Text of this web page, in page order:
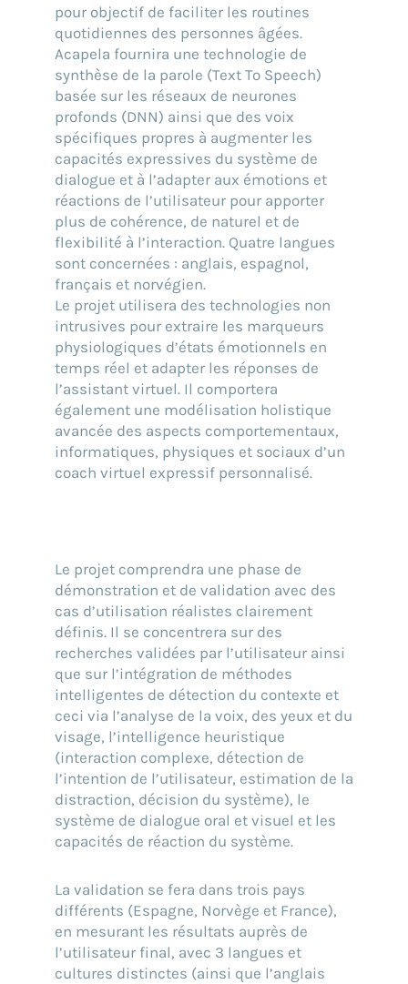
pour objectif de faciliter les routines
quotidiennes des personnes âgées.
Acapela fournira une technologie de
synthèse de la parole (Text To Speech)
basée sur les réseaux de neurones
profonds (DNN) ainsi que des voix
spécifiques propres à augmenter les
capacités expressives du système de
dialogue et à l’adapter aux émotions et
réactions de l’utilisateur pour apporter
plus de cohérence, de naturel et de
flexibilité à l’interaction. Quatre langues
sont concernées : anglais, espagnol,
français et norvégien.
Le projet utilisera des technologies non
intrusives pour extraire les marqueurs
physiologiques d’états émotionnels en
temps réel et adapter les réponses de
l’assistant virtuel. Il comportera
également une modélisation holistique
avancée des aspects comportementaux,
informatiques, physiques et sociaux d’un
coach virtuel expressif personnalisé.
Le projet comprendra une phase de
démonstration et de validation avec des
cas d’utilisation réalistes clairement
définis. Il se concentrera sur des
recherches validées par l’utilisateur ainsi
que sur l’intégration de méthodes
intelligentes de détection du contexte et
ceci via l’analyse de la voix, des yeux et du
visage, l’intelligence heuristique
(interaction complexe, détection de
l’intention de l’utilisateur, estimation de la
distraction, décision du système), le
système de dialogue oral et visuel et les
capacités de réaction du système.
La validation se fera dans trois pays
différents (Espagne, Norvège et France),
en mesurant les résultats auprès de
l’utilisateur final, avec 3 langues et
cultures distinctes (ainsi que l’anglais